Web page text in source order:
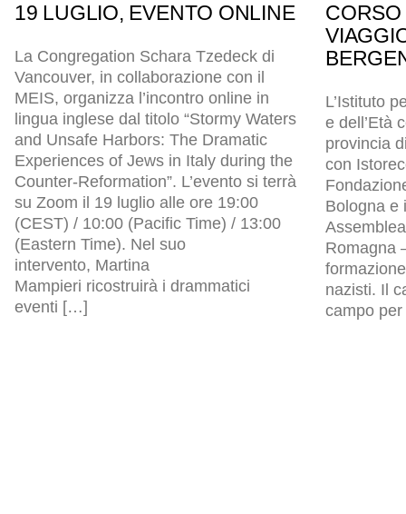
19 LUGLIO, EVENTO ONLINE
La Congregation Schara Tzedeck di
Vancouver, in collaborazione con il
MEIS, organizza l’incontro online in
lingua inglese dal titolo “Stormy Waters
and Unsafe Harbors: The Dramatic
Experiences of Jews in Italy during the
Counter-Reformation”. L’evento si terrà
su Zoom il 19 luglio alle ore 19:00
(CEST) / 10:00 (Pacific Time) / 13:00
(Eastern Time). Nel suo
intervento, Martina
Mampieri ricostruirà i drammatici
eventi […]
L’Istituto
e dell’Età
provincia
con
Bologna e
Romagna
nazisti. Il
campo